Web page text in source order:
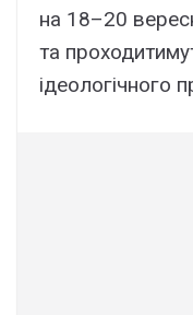
на 18–20
та
ідеологічного